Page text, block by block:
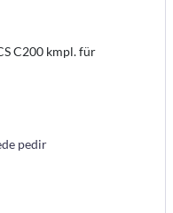
C200 kmpl. für
pedir